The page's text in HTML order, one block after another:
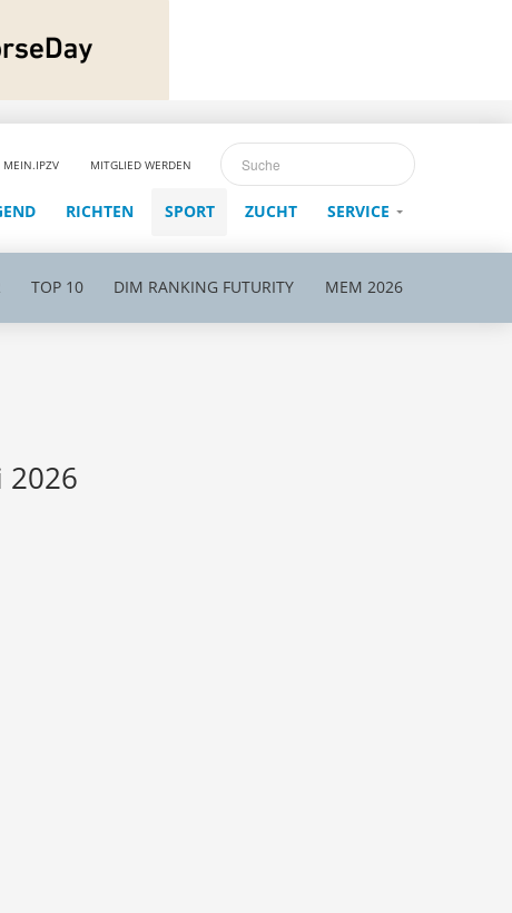
MEIN.IPZV MITGLIED WERDEN
RICHTEN SPORT ZUCHT SERVICE
TOP 10 DIM RANKING FUTURITY MEM 2026
2026